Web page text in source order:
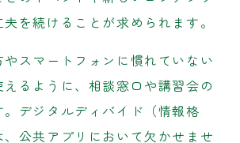
を続けることが求められます。
やスマートフォンに慣れていない
るように、相談窓口や講習会の
デジタルディバイド（情報格
公共アプリにおいて欠かせませ